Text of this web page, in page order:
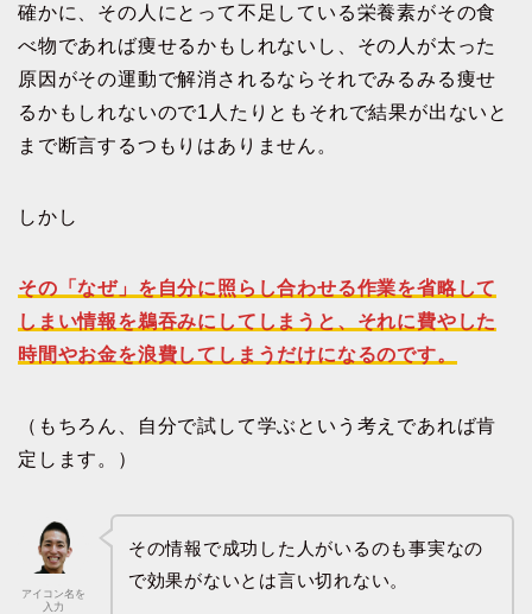
確かに、その人にとって不足している栄養素がその食
べ物であれば痩せるかもしれないし、その人が太った
原因がその運動で解消されるならそれでみるみる痩せ
るかもしれないので1人たりともそれで結果が出ないと
まで断言するつもりはありません。
しかし
その「なぜ」を自分に照らし合わせる作業を省略して
しまい情報を鵜吞みにしてしまうと、それに費やした
時間やお金を浪費してしまうだけになるのです。
（もちろん、自分で試して学ぶという考えであれば肯
定します。）
アイコン名を
入力
その情報で成功した人がいるのも事実なの
で効果がないとは言い切れない。